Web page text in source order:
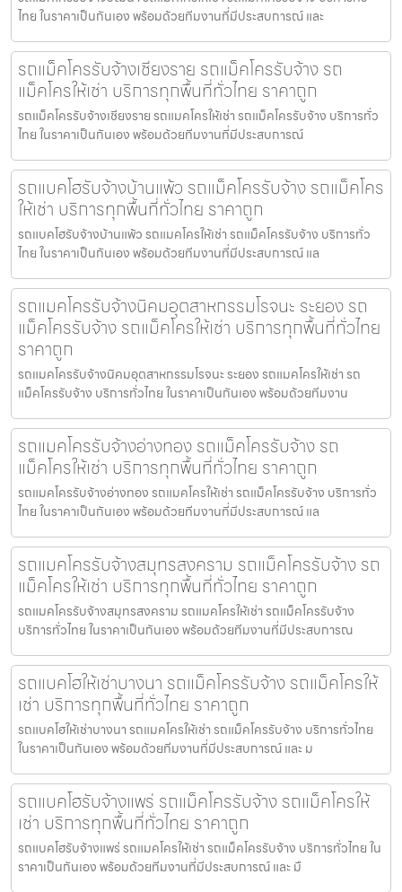
ไทย ในราคาเป็นกันเอง พร้อมด้วยทีมงานที่มีประสบการณ์ และ
รถแม็คโครรับจ้างเชียงราย รถแม็คโครรับจ้าง รถ
แม็คโครให้เช่า บริการทุกพื้นที่ทั่วไทย ราคาถูก
รถแม็คโครรับจ้างเชียงราย รถแมคโครให้เช่า รถแม็คโครรับจ้าง บริการทั่ว
ไทย ในราคาเป็นกันเอง พร้อมด้วยทีมงานที่มีประสบการณ์
รถแบคโฮรับจ้างบ้านแพ้ว รถแม็คโครรับจ้าง รถแม็คโคร
ให้เช่า บริการทุกพื้นที่ทั่วไทย ราคาถูก
รถแบคโฮรับจ้างบ้านแพ้ว รถแมคโครให้เช่า รถแม็คโครรับจ้าง บริการทั่ว
ไทย ในราคาเป็นกันเอง พร้อมด้วยทีมงานที่มีประสบการณ์ แล
รถแมคโครรับจ้างนิคมอุตสาหกรรมโรจนะ ระยอง รถ
แม็คโครรับจ้าง รถแม็คโครให้เช่า บริการทุกพื้นที่ทั่วไทย
ราคาถูก
รถแมคโครรับจ้างนิคมอุตสาหกรรมโรจนะ ระยอง รถแมคโครให้เช่า รถ
แม็คโครรับจ้าง บริการทั่วไทย ในราคาเป็นกันเอง พร้อมด้วยทีมงาน
รถแมคโครรับจ้างอ่างทอง รถแม็คโครรับจ้าง รถ
แม็คโครให้เช่า บริการทุกพื้นที่ทั่วไทย ราคาถูก
รถแมคโครรับจ้างอ่างทอง รถแมคโครให้เช่า รถแม็คโครรับจ้าง บริการทั่ว
ไทย ในราคาเป็นกันเอง พร้อมด้วยทีมงานที่มีประสบการณ์ แล
รถแมคโครรับจ้างสมุทรสงคราม รถแม็คโครรับจ้าง รถ
แม็คโครให้เช่า บริการทุกพื้นที่ทั่วไทย ราคาถูก
รถแมคโครรับจ้างสมุทรสงคราม รถแมคโครให้เช่า รถแม็คโครรับจ้าง
บริการทั่วไทย ในราคาเป็นกันเอง พร้อมด้วยทีมงานที่มีประสบการณ
รถแบคโฮให้เช่าบางนา รถแม็คโครรับจ้าง รถแม็คโครให้
เช่า บริการทุกพื้นที่ทั่วไทย ราคาถูก
รถแบคโฮให้เช่าบางนา รถแมคโครให้เช่า รถแม็คโครรับจ้าง บริการทั่วไทย
ในราคาเป็นกันเอง พร้อมด้วยทีมงานที่มีประสบการณ์ และ ม
รถแบคโฮรับจ้างแพร่ รถแม็คโครรับจ้าง รถแม็คโครให้
เช่า บริการทุกพื้นที่ทั่วไทย ราคาถูก
รถแบคโฮรับจ้างแพร่ รถแมคโครให้เช่า รถแม็คโครรับจ้าง บริการทั่วไทย ใน
ราคาเป็นกันเอง พร้อมด้วยทีมงานที่มีประสบการณ์ และ มื